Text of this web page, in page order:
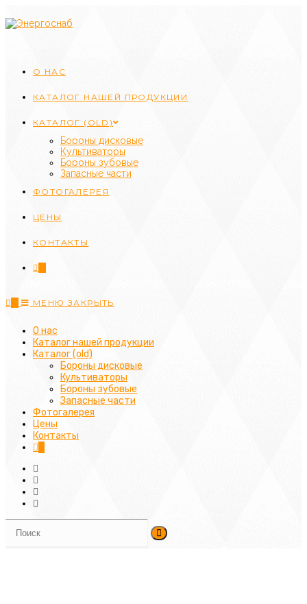
к
содержимому
О НАС
КАТАЛОГ НАШЕЙ ПРОДУКЦИИ
КАТАЛОГ (OLD)
Бороны дисковые
Культиваторы
Бороны зубовые
Запасные части
ФОТОГАЛЕРЕЯ
ЦЕНЫ
КОНТАКТЫ
МЕНЮ ЗАКРЫТЬ
О нас
Каталог нашей продукции
Каталог (old)
Бороны дисковые
Культиваторы
Бороны зубовые
Запасные части
Фотогалерея
Цены
Контакты